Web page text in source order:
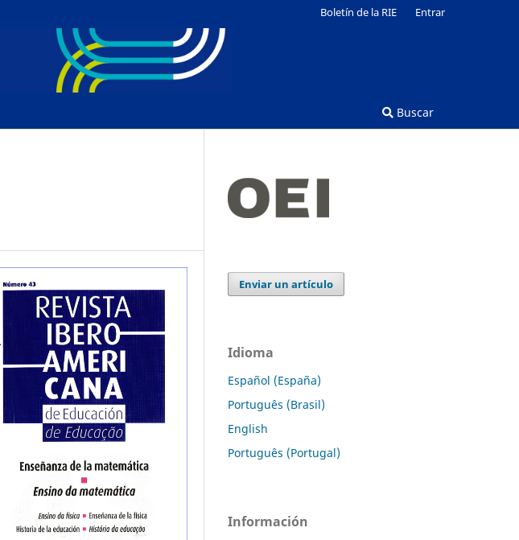
Buscar
Boletín de la RIE Entrar
Enviar un artículo
Idioma
Español (España)
Português (Brasil)
English
Português (Portugal)
Información